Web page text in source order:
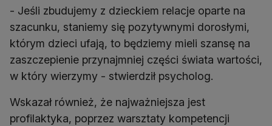
- Jeśli zbudujemy z dzieckiem relacje oparte na
szacunku, staniemy się pozytywnymi dorosłymi,
którym dzieci ufają, to będziemy mieli szansę na
zaszczepienie przynajmniej części świata wartości,
w który wierzymy - stwierdził psycholog.
Wskazał również, że najważniejsza jest
profilaktyka, poprzez warsztaty kompetencji